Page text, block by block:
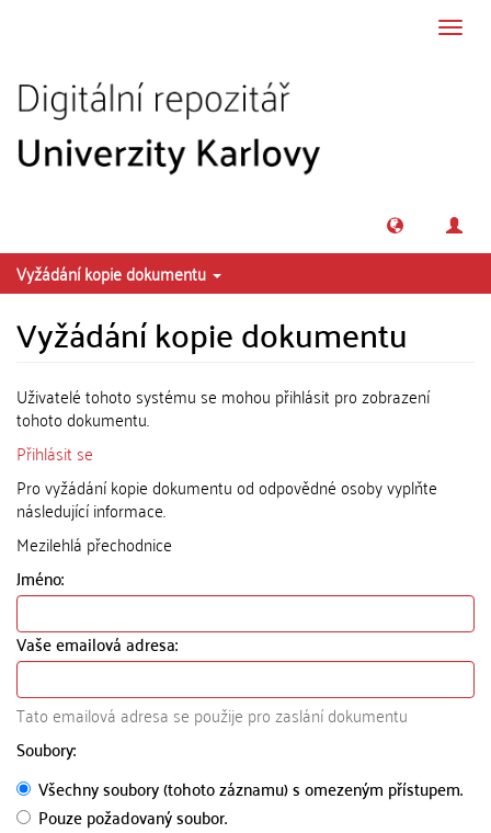
Vyžádání kopie dokumentu
Vyžádání kopie dokumentu
Uživatelé tohoto systému se mohou přihlásit pro zobrazení
tohoto dokumentu.
Přihlásit se
Pro vyžádání kopie dokumentu od odpovědné osoby vyplňte
následující informace.
Mezilehlá přechodnice
Jméno:
Vaše emailová adresa:
Tato emailová adresa se použije pro zaslání dokumentu
Soubory:
Všechny soubory (tohoto záznamu) s omezeným přístupem.
Pouze požadovaný soubor.